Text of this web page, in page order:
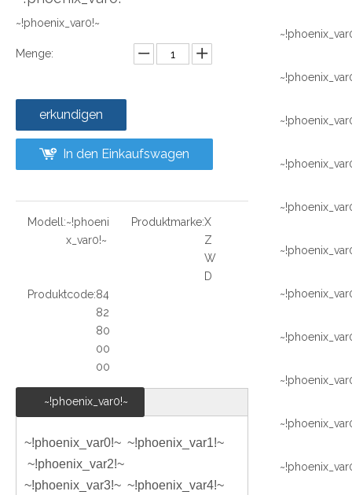
~!phoenix_var0!~
Menge:
erkundigen
In den Einkaufswagen
Modell:~!phoeni
x_var0!~
Produktmarke:X
Z
W
D
Produktcode:84
82
80
00
00
~!phoenix_var0!~
~!phoenix_var0!~ ~!phoenix_var1!~
~!phoenix_var2!~
~!phoenix_var3!~ ~!phoenix_var4!~